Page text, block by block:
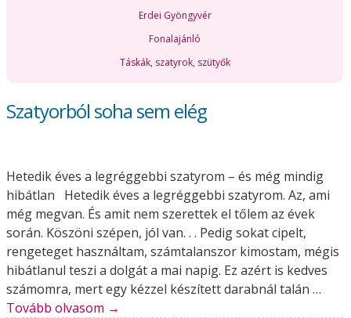
Erdei Gyöngyvér
Fonalajánló
Táskák, szatyrok, szütyők
Szatyorból soha sem elég
Hetedik éves a legréggebbi szatyrom – és még mindig
hibátlan Hetedik éves a legréggebbi szatyrom. Az, ami
még megvan. És amit nem szerettek el tőlem az évek
során. Köszöni szépen, jól van. . . Pedig sokat cipelt,
rengeteget használtam, számtalanszor kimostam, mégis
hibátlanul teszi a dolgát a mai napig. Ez azért is kedves
számomra, mert egy kézzel készített darabnál talán …
Tovább olvasom →